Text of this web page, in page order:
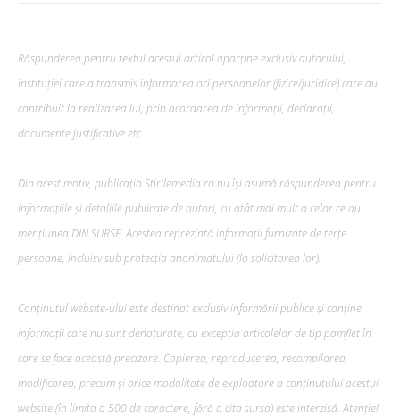
Răspunderea pentru textul acestui articol aparține exclusiv autorului,
instituției care a transmis informarea ori persoanelor (fizice/juridice) care au
contribuit la realizarea lui, prin acordarea de informații, declarații,
documente justificative etc.
Din acest motiv, publicația Stirilemedia.ro nu își asumă răspunderea pentru
informațiile și detaliile publicate de autori, cu atât mai mult a celor ce au
mențiunea DIN SURSE. Acestea reprezintă informații furnizate de terțe
persoane, incluisv sub protecția anonimatului (la solicitarea lor).
Conținutul website-ului este destinat exclusiv informării publice și conține
informații care nu sunt denaturate, cu excepția articolelor de tip pamflet în
care se face această precizare. Copierea, reproducerea, recompilarea,
modificarea, precum şi orice modalitate de exploatare a conținutului acestui
website (în limita a 500 de caractere, fără a cita sursa) este interzisă. Atenție!